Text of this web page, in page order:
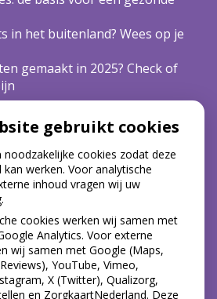
in het buitenland? Wees op je
gemaakt in 2025? Check of
JE MOND?
gebruikt cookies
noodzakelijke cookies zodat deze
werken. Voor analytische
inhoud vragen wij uw
cookies werken wij samen met
Analytics. Voor externe
wij samen met Google (Maps,
YouTube, Vimeo,
X (Twitter), Qualizorg,
en ZorgkaartNederland. Deze